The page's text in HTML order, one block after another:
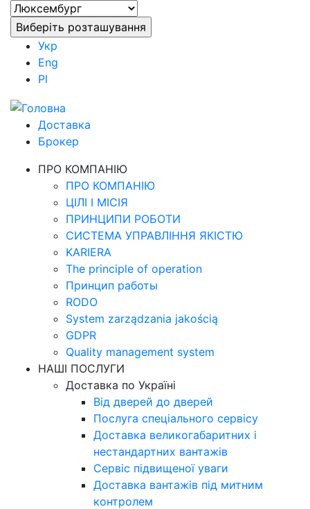
Укр
Eng
Pl
Доставка
Брокер
ПРО КОМПАНІЮ
ПРО КОМПАНІЮ
ЦІЛІ І МІСІЯ
ПРИНЦИПИ РОБОТИ
СИСТЕМА УПРАВЛІННЯ ЯКІСТЮ
KARIERA
The principle of operation
Принцип работы
RODO
System zarządzania jakością
GDPR
Quality management system
НАШІ ПОСЛУГИ
Доставка по Україні
Від дверей до дверей
Послуга спеціального сервісу
Доставка великогабаритних і
нестандартних вантажів
Сервіс підвищеної уваги
Доставка вантажів під митним
контролем